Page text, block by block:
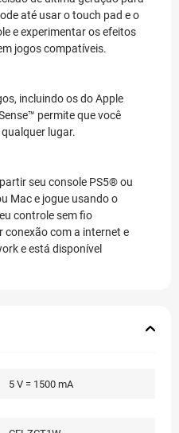
até usar o touch pad e o
e experimentar os efeitos
jogos compatíveis.
incluindo os do Apple
permite que você
lugar.
seu console PS5® ou
Mac e jogue usando o
controle sem fio
conexão com a internet e
e está disponível
5 V = 1500 mA